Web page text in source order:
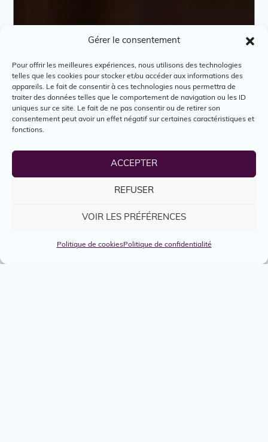
Gérer le consentement
Pour offrir les meilleures expériences, nous utilisons des technologies
telles que les cookies pour stocker et/ou accéder aux informations des
appareils. Le fait de consentir à ces technologies nous permettra de
traiter des données telles que le comportement de navigation ou les ID
uniques sur ce site. Le fait de ne pas consentir ou de retirer son
consentement peut avoir un effet négatif sur certaines caractéristiques et
fonctions.
ACCEPTER
REFUSER
VOIR LES PRÉFÉRENCES
Politique de cookiesPolitique de confidentialité